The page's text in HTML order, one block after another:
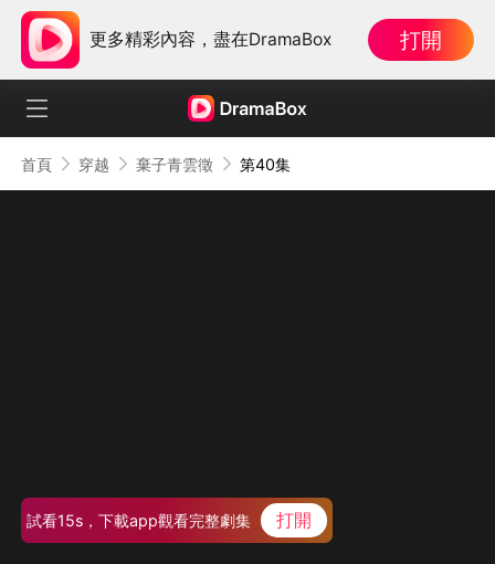
更多精彩內容，盡在DramaBox 打開
首頁 穿越 棄子青雲徵 第40集
試看15s，下載app觀看完整劇集 打開